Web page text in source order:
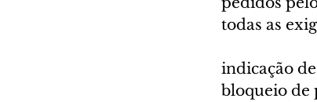
todas as
indicação
bloqueio de